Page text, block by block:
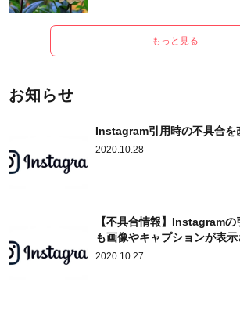
もっと見る
お知らせ
Instagram引用時の不具合を
2020.10.28
【不具合情報】Instagram
も画像やキャプションが表
2020.10.27